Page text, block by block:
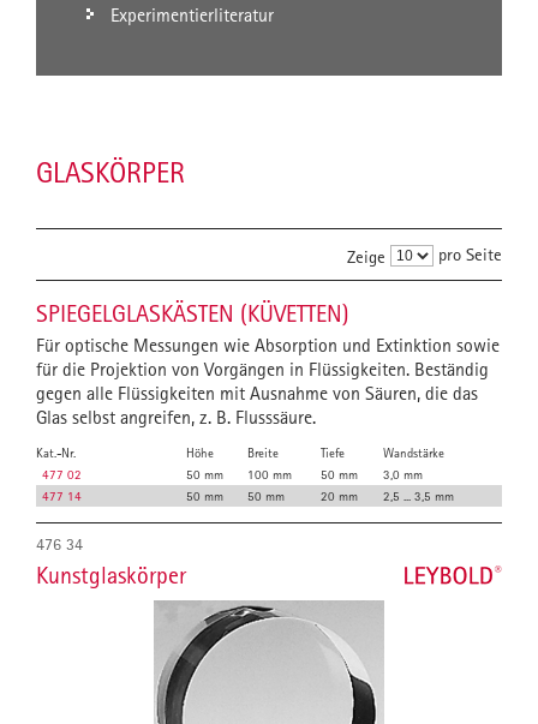
Experimentierliteratur
GLASKÖRPER
Zeige pro Seite
SPIEGELGLASKÄSTEN (KÜVETTEN)
Für optische Messungen wie Absorption und Extinktion sowie
für die Projektion von Vorgängen in Flüssigkeiten. Beständig
gegen alle Flüssigkeiten mit Ausnahme von Säuren, die das
Glas selbst angreifen, z. B. Flusssäure.
Kat.-Nr. Höhe Breite Tiefe
Wand­stärke
477 02
50 mm 100 mm 50 mm
3,0 mm
477 14
50 mm 50 mm 20 mm 2,5 ... 3,5 mm
476 34
Kunstglaskörper